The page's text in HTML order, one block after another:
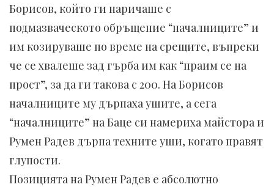
Борисов, който ги наричаше с
подмазваческото обръщение “началниците” и
им козируваше по време на срещите, въпреки
че се хвалеше зад гърба им как “праим се на
прост”, за да ги такова с 200. На Борисов
началниците му дърпаха ушите, а сега
“началниците” на Баце си намериха майстора и
Румен Радев дърпа техните уши, когато правят
глупости.
Позицията на Румен Радев е абсолютно